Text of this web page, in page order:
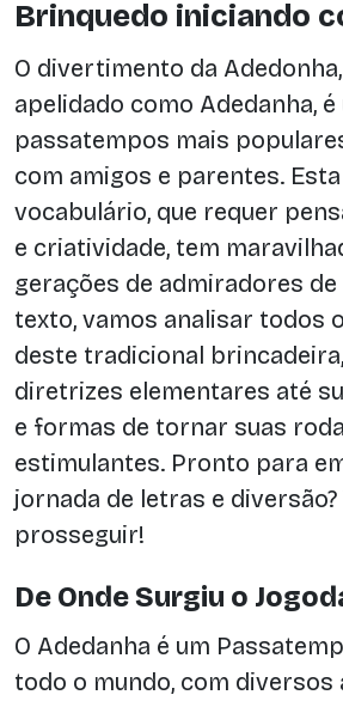
Brinquedo iniciando
O divertimento da
apelidado como Adedanha, é
passatempos mais
com amigos e parentes.
vocabulário, que requer
e criatividade, tem
gerações de admiradores
texto, vamos analisar todos
deste tradicional
diretrizes elementares até
e formas de tornar suas
estimulantes. Pronto para
jornada de letras e diversão?
prosseguir!
De Onde Surgiu o
O Adedanha é um
todo o mundo, com diversos